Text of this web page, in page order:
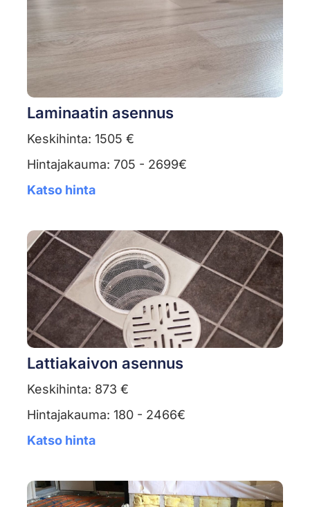
Laminaatin asennus
Keskihinta: 1505 €
Hintajakauma: 705 - 2699€
Katso hinta
Lattiakaivon asennus
Keskihinta: 873 €
Hintajakauma: 180 - 2466€
Katso hinta